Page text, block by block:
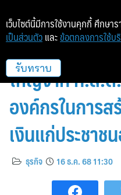
เมืองไทยประกัน
ใหญ่จาก ก.ล.
องค์กรในการส
เงินแก่ประชา
ธุรกิจ 16 ธ.ค. 68 11:30
เว็บไซต์นี้มีการใช้งานคุกกี้ ศึกษาร
เป็นส่วนตัว และ ข้อตกลงการใช้บ
รับทราบ